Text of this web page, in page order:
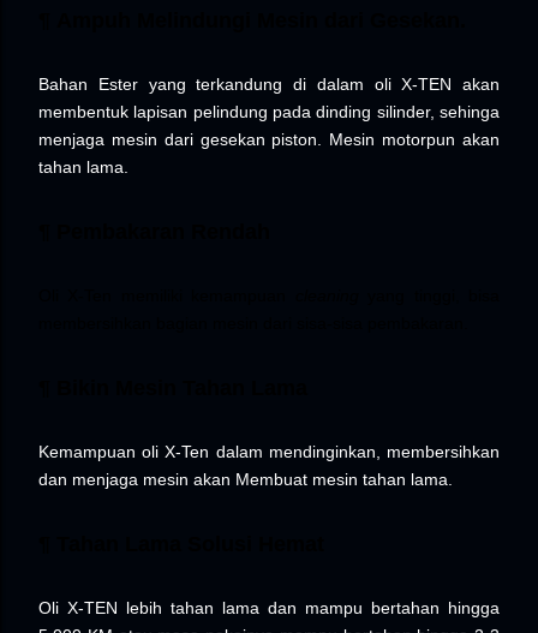
Bahan Ester yang terkandung di dalam oli X-TEN akan
membentuk lapisan pelindung pada dinding silinder, sehinga
menjaga mesin dari gesekan piston. Mesin motorpun akan
tahan lama.
Kemampuan oli X-Ten dalam mendinginkan, membersihkan
dan menjaga mesin akan Membuat mesin tahan lama.
Oli X-TEN lebih tahan lama dan mampu bertahan hingga